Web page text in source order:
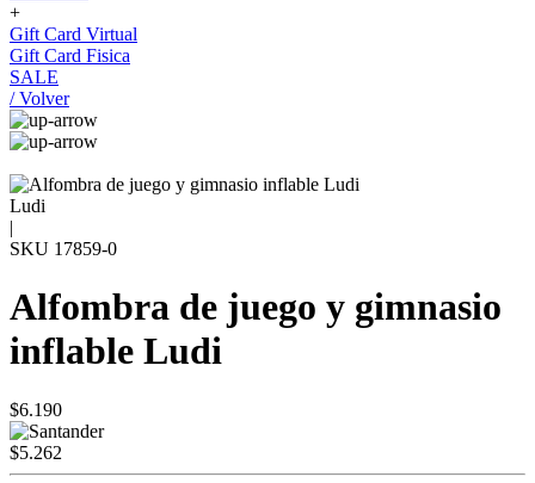
+
Gift Card Virtual
Gift Card Fisica
SALE
/ Volver
Ludi
|
SKU 17859-0
Alfombra de juego y gimnasio
inflable Ludi
$6.190
$5.262